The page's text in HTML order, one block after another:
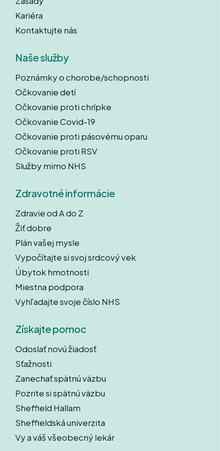
Kariéra
Kontaktujte nás
Naše služby
Poznámky o chorobe/schopnosti
Očkovanie detí
Očkovanie proti chrípke
Očkovanie Covid-19
Očkovanie proti pásovému oparu
Očkovanie proti RSV
Služby mimo NHS
Zdravotné informácie
Zdravie od A do Z
Žiť dobre
Plán vašej mysle
Vypočítajte si svoj srdcový vek
Úbytok hmotnosti
Miestna podpora
Vyhľadajte svoje číslo NHS
Získajte pomoc
Odoslať novú žiadosť
Sťažnosti
Zanechať spätnú väzbu
Pozrite si spätnú väzbu
Sheffield Hallam
Sheffieldská univerzita
Vy a váš všeobecný lekár